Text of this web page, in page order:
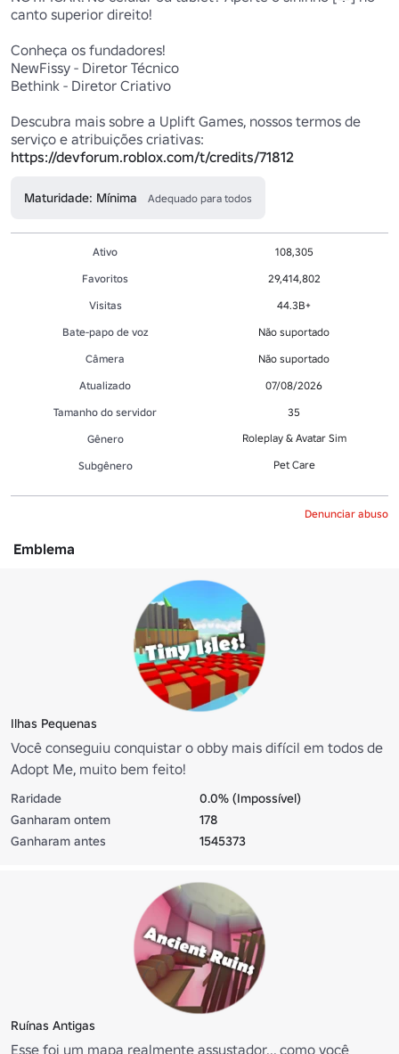
canto superior direito!
Conheça os fundadores!
NewFissy - Diretor Técnico
Bethink - Diretor Criativo
Descubra mais sobre a Uplift Games, nossos termos de
https://devforum.roblox.com/t/credits/71812
Maturidade: Mínima Adequado para todos
Ativo
108,305
Favoritos
29,414,802
Visitas
44.3B+
Bate-papo de voz
Não suportado
Câmera
Não suportado
Atualizado
07/08/2026
Tamanho do servidor
35
Gênero
Roleplay & Avatar Sim
Subgênero Pet Care
Denunciar abuso
Emblema
Ilhas Pequenas
Você conseguiu conquistar o obby mais difícil em todos de
Adopt Me, muito bem feito!
Raridade
0.0% (Impossível)
Ganharam ontem
178
Ganharam antes
1545373
Ruínas Antigas
Esse foi um mapa realmente assustador... como você